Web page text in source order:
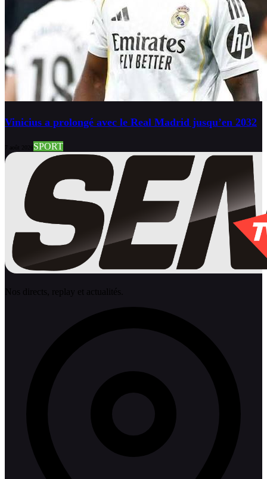
Vinicius a prolongé avec le Real Madrid jusqu’en 2032
SPORT
Nos directs, replay et actualités.